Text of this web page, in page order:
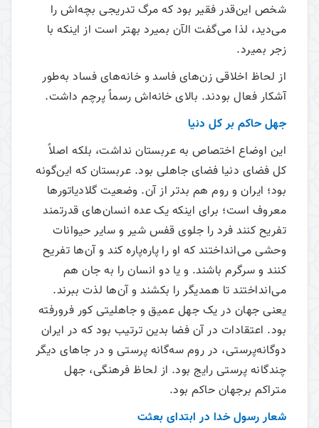
شخص این‌قدر فقیر بود که مرگ تدریجی بچه‌اش را
می‌‌دید، لذا می‌‌گفت الآن بمیرد بهتر است از اینکه با
زجر بمیرد.
از لحاظ اخلاقی زن‌های فاسد و خانه‌های فساد به‌طور
آشکار فعال بودند. بالای خانه‌اش رسماً پرچم داشت.
جهل حاکم بر کل دنیا
این اوضاع اختصاص به عربستان نداشت، بلکه اصلاً
کل فضای دنیا فضای جاهلی بود. عربستان ‌که این‌گونه
بود؛ ایران و روم هم بدتر از آن. وضعیت گلادیاتورها
معروف است؛ برای اینکه یک عده انسان‌های قدرتمند
تفریح کنند فرد را جلوی قفس شیر و سایر حیوانات
وحشی می‌‌انداختند که او را پاره‌پاره کند و آن‌ها تفریح
کنند و سرگرم باشند. و یا دو انسان را به جان ‌هم
می‌‌انداختند تا همدیگر را بکشند و آن‌ها لذت ببرند.
یعنی جهان در یک جهل عمیق و جاهلیتی کور فرورفته
بود. اعتقادات در آن فضا بدین ترتیب بود که در ایران
دوگانه‌پرستی، در روم سه‌گانه پرستی و در جاهای دیگر
چندگانه پرستی رایج بود. از لحاظ فرهنگی، جهل
متراکم برجهان حاکم بود.
شعار رسول خدا در ابتدای بعثت